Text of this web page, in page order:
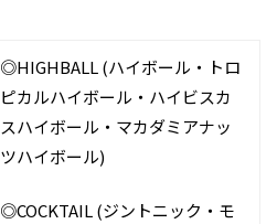
◎HIGHBALL (ハイボール・トロ
ピカルハイボール・ハイビスカ
スハイボール・マカダミアナッ
ツハイボール)
◎COCKTAIL (ジントニック・モ